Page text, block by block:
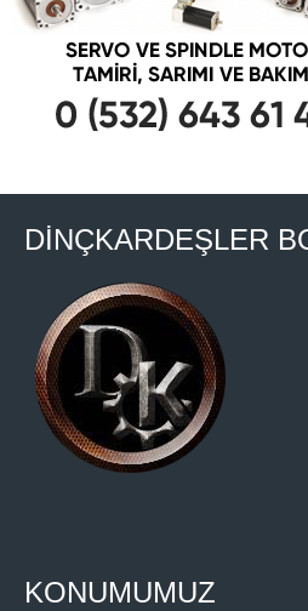
DİNÇKARDEŞLER
KONUMUMUZ